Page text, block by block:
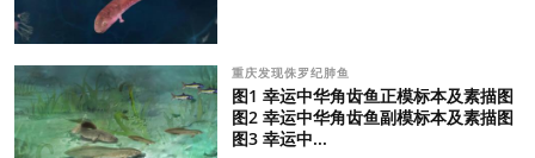
重庆发现侏罗纪肺鱼
图1 幸运中华角齿鱼正模标本及素描图
图2 幸运中华角齿鱼副模标本及素描图
图3 幸运中...